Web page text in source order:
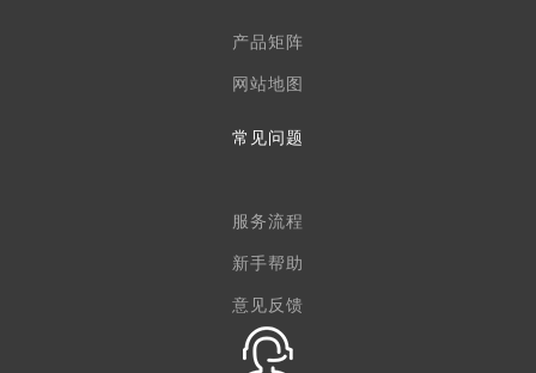
产品矩阵
网站地图
常见问题
服务流程
新手帮助
意见反馈